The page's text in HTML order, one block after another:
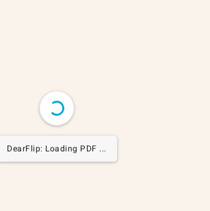
DearFlip: Loading PDF 21%
...